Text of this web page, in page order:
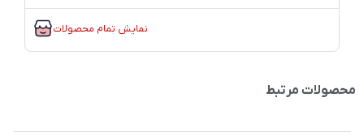
نمایش تمام محصولات
محصولات مرتبط